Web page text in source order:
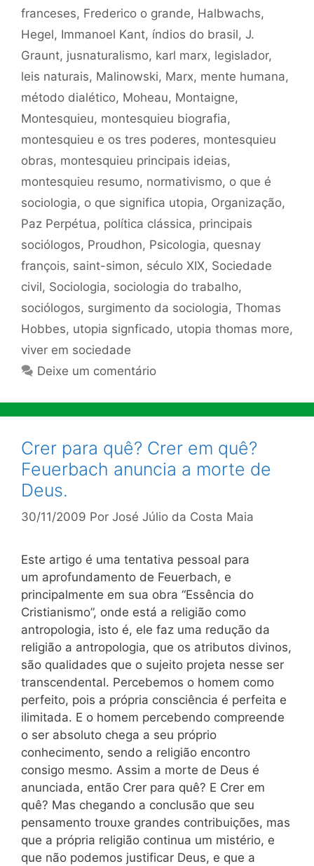
franceses, Frederico o grande, Halbwachs,
Hegel, Immanoel Kant, índios do brasil, J.
Graunt, jusnaturalismo, karl marx, legislador,
leis naturais, Malinowski, Marx, mente humana,
método dialético, Moheau, Montaigne,
Montesquieu, montesquieu biografia,
montesquieu e os tres poderes, montesquieu
obras, montesquieu principais ideias,
montesquieu resumo, normativismo, o que é
sociologia, o que significa utopia, Organização,
Paz Perpétua, política clássica, principais
sociólogos, Proudhon, Psicologia, quesnay
françois, saint-simon, século XIX, Sociedade
civil, Sociologia, sociologia do trabalho,
sociólogos, surgimento da sociologia, Thomas
Hobbes, utopia signficado, utopia thomas more,
viver em sociedade
Deixe um comentário
Crer para quê? Crer em quê?
Feuerbach anuncia a morte de
Deus.
30/11/2009 Por José Júlio da Costa Maia
Este artigo é uma tentativa pessoal para
um aprofundamento de Feuerbach, e
principalmente em sua obra “Essência do
Cristianismo”, onde está a religião como
antropologia, isto é, ele faz uma redução da
religião a antropologia, que os atributos divinos,
são qualidades que o sujeito projeta nesse ser
transcendental. Percebemos o homem como
perfeito, pois a própria consciência é perfeita e
ilimitada. E o homem percebendo compreende
o ser absoluto chega a seu próprio
conhecimento, sendo a religião encontro
consigo mesmo. Assim a morte de Deus é
anunciada, então Crer para quê? E Crer em
quê? Mas chegando a conclusão que seu
pensamento trouxe grandes contribuições, mas
que a própria religião continua um mistério, e
que não podemos justificar Deus, e que a